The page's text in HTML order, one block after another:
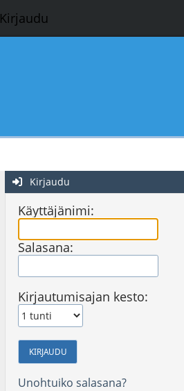
Kirjaudu
Kirjaudu
Käyttäjänimi:
Salasana:
Kirjautumisajan kesto:
Unohtuiko salasana?